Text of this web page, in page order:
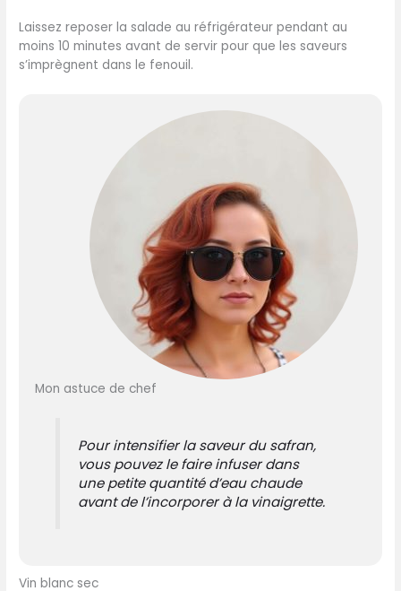
Laissez reposer la salade au réfrigérateur pendant au
moins 10 minutes avant de servir pour que les saveurs
s’imprègnent dans le fenouil.
Mon astuce de chef
Pour intensifier la saveur du safran,
vous pouvez le faire infuser dans
une petite quantité d’eau chaude
avant de l’incorporer à la vinaigrette.
Vin blanc sec